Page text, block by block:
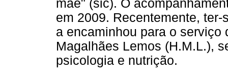
mãe" (sic). O
em 2009. Recentemente,
a encaminhou para o
Magalhães Lemos (H.M.L.),
psicologia e nutrição.